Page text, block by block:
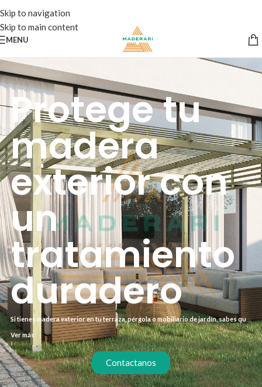
Skip to navigation
Skip to main content
MENU
Protege tu
madera
exterior con
un
tratamiento
duradero
Si tienes madera exterior en tu terraza, pérgola o mobiliario de jardín, sabes que
el sol, la lluvia y la humedad la deterioran rápidamente. Un tratamiento para
madera exterior profesional no solo alarga su vida útil, sino que evita costosas
sustituciones prematuras. En lugar de aplicar productos genéricos que apenas
duran una temporada, nuestro servicio garantiza una protección profunda y
duradera que mantiene la madera como nueva durante años.
Ver más
Contactanos